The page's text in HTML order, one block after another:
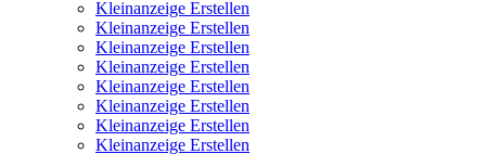
Kleinanzeige Erstellen
Kleinanzeige Erstellen
Kleinanzeige Erstellen
Kleinanzeige Erstellen
Kleinanzeige Erstellen
Kleinanzeige Erstellen
Kleinanzeige Erstellen
Kleinanzeige Erstellen